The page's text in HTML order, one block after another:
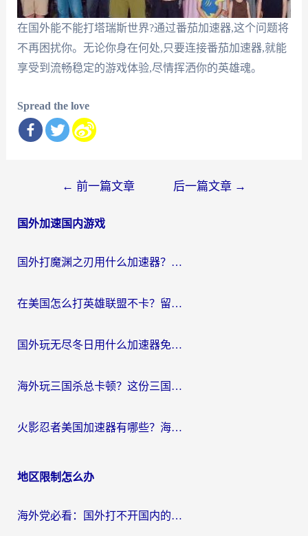
在国外能不能打塔瑞斯世界?通过番茄加速器,这个问题将
不再困扰你。无论你身在何处,只要连接番茄加速器,就能
享受到流畅稳定的游戏体验,尽情挥洒你的英雄魂。
Spread the love
导
← 前一篇文章 后一篇文章 →
国外加速国内游戏
国外打魔渊之刃用什么加速器？2026海外玩家国服游戏加速全攻略（附闪耀暖暖&复苏的魔女避坑指南）
在美国怎么打英雄联盟不卡？留学生亲测的国服游戏加速全攻略
国外玩无尽冬日用什么加速器免费？海外党国服游戏加速避坑指南
海外玩三国杀总卡顿？这份三国杀游戏加速器指南帮你告别延迟烦恼
火影忍者美国加速器有哪些？海外党亲测的国服游戏加速全攻略（含菲律宾玩三国之刃守望黎明技巧）
地区限制怎么办
海外党必看：国外打不开国内的app怎么办？3步解决你的乡愁